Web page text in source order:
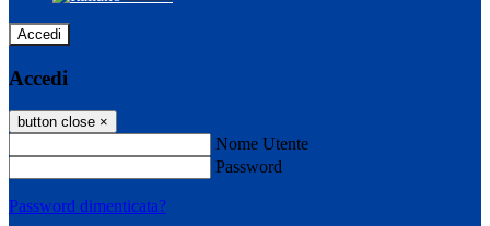
Accedi
Accedi
button close ×
Nome Utente
Password
Password dimenticata?